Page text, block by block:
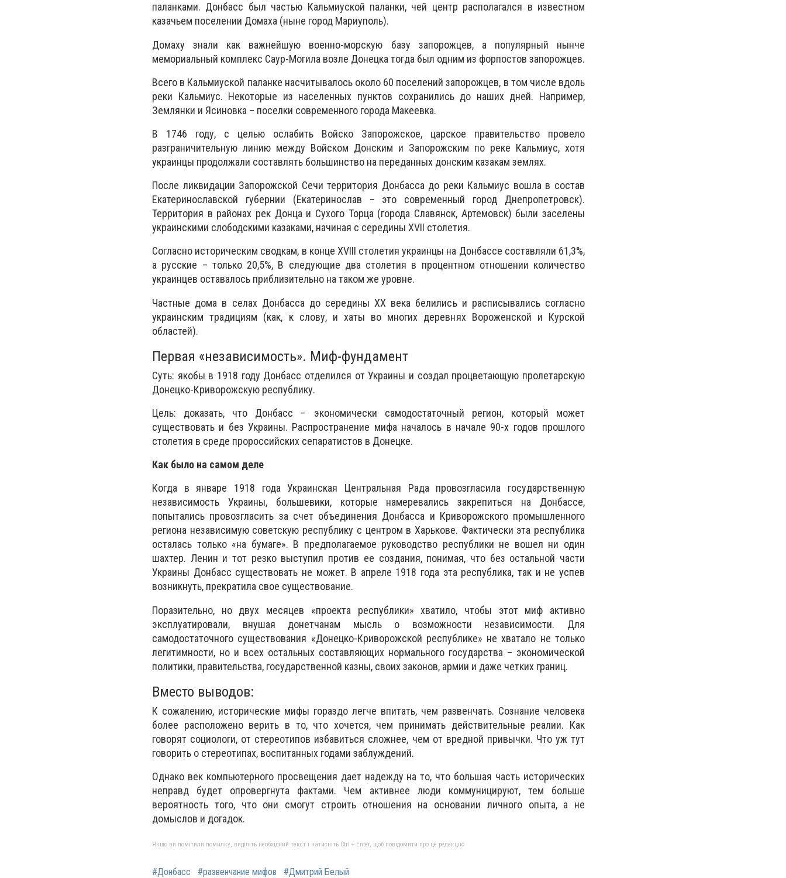
паланками. Донбасс был частью Кальмиуской паланки, чей центр располагался в известном
казачьем поселении Домаха (ныне город Мариуполь).
Домаху знали как важнейшую военно-морскую базу запорожцев, а популярный нынче
мемориальный комплекс Саур-Могила возле Донецка тогда был одним из форпостов запорожцев.
Всего в Кальмиуской паланке насчитывалось около 60 поселений запорожцев, в том числе вдоль
реки Кальмиус. Некоторые из населенных пунктов сохранились до наших дней. Например,
Землянки и Ясиновка – поселки современного города Макеевка.
В 1746 году, с целью ослабить Войско Запорожское, царское правительство провело
разграничительную линию между Войском Донским и Запорожским по реке Кальмиус, хотя
украинцы продолжали составлять большинство на переданных донским казакам землях.
После ликвидации Запорожской Сечи территория Донбасса до реки Кальмиус вошла в состав
Екатеринославской губернии (Екатеринослав – это современный город Днепропетровск).
Территория в районах рек Донца и Сухого Торца (города Славянск, Артемовск) были заселены
украинскими слободскими казаками, начиная с середины ХVІІ столетия.
Согласно историческим сводкам, в конце ХVІІІ столетия украинцы на Донбассе составляли 61,3%,
а русские – только 20,5%, В следующие два столетия в процентном отношении количество
украинцев оставалось приблизительно на таком же уровне.
Частные дома в селах Донбасса до середины ХХ века белились и расписывались согласно
украинским традициям (как, к слову, и хаты во многих деревнях Вороженской и Курской
областей).
Первая «независимость». Миф-фундамент
Суть: якобы в 1918 году Донбасс отделился от Украины и создал процветающую пролетарскую
Донецко-Криворожскую республику.
Цель: доказать, что Донбасс – экономически самодостаточный регион, который может
существовать и без Украины. Распространение мифа началось в начале 90-х годов прошлого
столетия в среде пророссийских сепаратистов в Донецке.
Как было на самом деле
Когда в январе 1918 года Украинская Центральная Рада провозгласила государственную
независимость Украины, большевики, которые намеревались закрепиться на Донбассе,
попытались провозгласить за счет объединения Донбасса и Криворожского промышленного
региона независимую советскую республику с центром в Харькове. Фактически эта республика
осталась только «на бумаге». В предполагаемое руководство республики не вошел ни один
шахтер. Ленин и тот резко выступил против ее создания, понимая, что без остальной части
Украины Донбасс существовать не может. В апреле 1918 года эта республика, так и не успев
возникнуть, прекратила свое существование.
Поразительно, но двух месяцев «проекта республики» хватило, чтобы этот миф активно
эксплуатировали, внушая донетчанам мысль о возможности независимости. Для
самодостаточного существования «Донецко-Криворожской республике» не хватало не только
легитимности, но и всех остальных составляющих нормального государства – экономической
политики, правительства, государственной казны, своих законов, армии и даже четких границ.
Вместо выводов:
К сожалению, исторические мифы гораздо легче впитать, чем развенчать. Сознание человека
более расположено верить в то, что хочется, чем принимать действительные реалии. Как
говорят социологи, от стереотипов избавиться сложнее, чем от вредной привычки. Что уж тут
говорить о стереотипах, воспитанных годами заблуждений.
Однако век компьютерного просвещения дает надежду на то, что большая часть исторических
неправд будет опровергнута фактами. Чем активнее люди коммуницируют, тем больше
вероятность того, что они смогут строить отношения на основании личного опыта, а не
домыслов и догадок.
Якщо ви помітили помилку, виділіть необхідний текст і натисніть Ctrl + Enter, щоб повідомити про це редакцію
#Донбасс #развенчание мифов #Дмитрий Белый